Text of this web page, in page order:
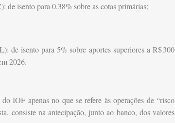
isento para 0,38% sobre as cotas primárias;
de isento para 5% sobre aportes superiores a R$300
2026.
IOF apenas no que se refere às operações de “risco
consiste na antecipação, junto ao banco, dos valores